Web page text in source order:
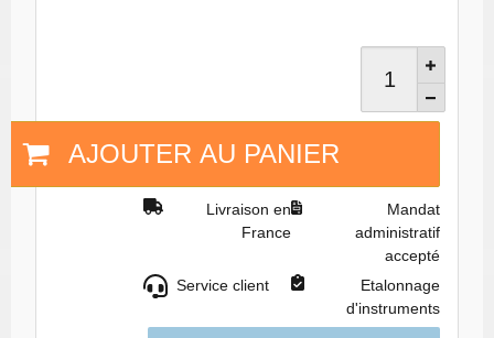
AJOUTER AU PANIER
Livraison en
France
Mandat
administratif
accepté
Service client
Etalonnage
d'instruments